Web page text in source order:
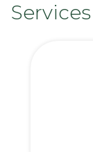
Services